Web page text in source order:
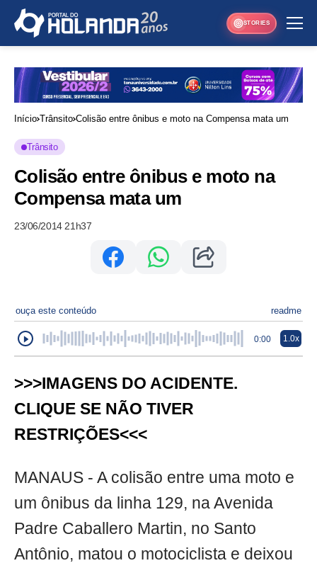
STORIES
Início Trânsito Colisão entre ônibus e moto na Compensa mata um
Trânsito
Colisão entre ônibus e moto na
Compensa mata um
23/06/2014 21h37
ouça este conteúdo readme
0:00 1.0x
>>>IMAGENS DO ACIDENTE.
CLIQUE SE NÃO TIVER
RESTRIÇÕES<<<
MANAUS - A colisão entre uma moto e
um ônibus da linha 129, na Avenida
Padre Caballero Martin, no Santo
Antônio, matou o motociclista e deixou